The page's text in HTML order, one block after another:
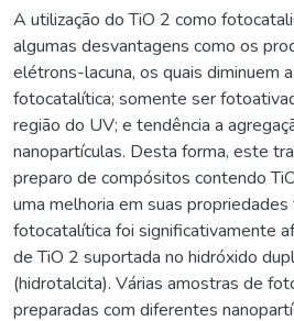
A utilização do TiO 2 como
algumas desvantagens como os
elétrons-lacuna, os quais diminuem
fotocatalítica; somente ser
região do UV; e tendência a
nanopartículas. Desta forma, este
preparo de compósitos contendo
uma melhoria em suas
fotocatalítica foi significativamente
de TiO 2 suportada no hidróxido
(hidrotalcita). Várias amostras de
preparadas com diferentes